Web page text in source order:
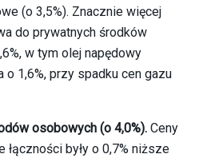
(o 3,5%). Znacznie więcej
do prywatnych środków
w tym olej napędowy
o 1,6%, przy spadku cen gazu
osobowych (o 4,0%). Ceny
łączności były o 0,7% niższe